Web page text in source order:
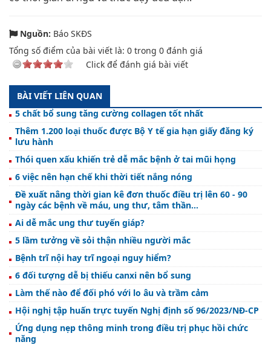
Nguồn: Báo SKĐS
Tổng số điểm của bài viết là: 0 trong 0 đánh giá
Click để đánh giá bài viết
BÀI VIẾT LIÊN QUAN
5 chất bổ sung tăng cường collagen tốt nhất
Thêm 1.200 loại thuốc được Bộ Y tế gia hạn giấy đăng ký
lưu hành
Thói quen xấu khiến trẻ dễ mắc bệnh ở tai mũi họng
6 việc nên hạn chế khi thời tiết nắng nóng
Đề xuất nâng thời gian kê đơn thuốc điều trị lên 60 - 90
ngày các bệnh về máu, ung thư, tâm thần...
Ai dễ mắc ung thư tuyến giáp?
5 lầm tưởng về sỏi thận nhiều người mắc
Bệnh trĩ nội hay trĩ ngoại nguy hiểm?
6 đối tượng dễ bị thiếu canxi nên bổ sung
Làm thế nào để đối phó với lo âu và trầm cảm
Hội nghị tập huấn trực tuyến Nghị định số 96/2023/NĐ-CP
Ứng dụng nẹp thông minh trong điều trị phục hồi chức
năng